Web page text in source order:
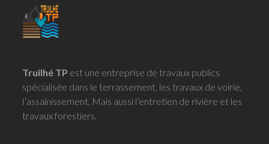
Truilhé TP est une entreprise de travaux publics
spécialisée dans le terrassement, les travaux de voirie,
l’assainissement. Mais aussi l’entretien de rivière et les
travaux forestiers.